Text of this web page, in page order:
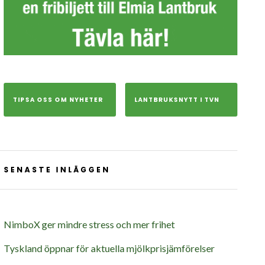
TIPSA OSS OM NYHETER LANTBRUKSNYTT I TVN
SENASTE INLÄGGEN
NimboX ger mindre stress och mer frihet
Tyskland öppnar för aktuella mjölkprisjämförelser